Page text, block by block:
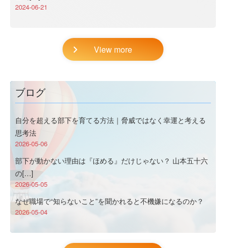
2024-06-21
View more
ブログ
自分を超える部下を育てる方法｜脅威ではなく幸運と考える
思考法
2026-05-06
部下が動かない理由は『ほめる』だけじゃない？ 山本五十六
の[…]
2026-05-05
なぜ職場で“知らないこと”を聞かれると不機嫌になるのか？
2026-05-04